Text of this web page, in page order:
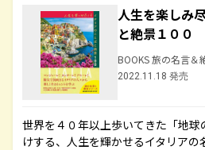
人生を楽しみ
と絶景１００
BOOKS 旅の名言＆
2022.11.18 発売
世界を４０年以上歩いてきた「地
けする、人生を輝かせるイタリアの